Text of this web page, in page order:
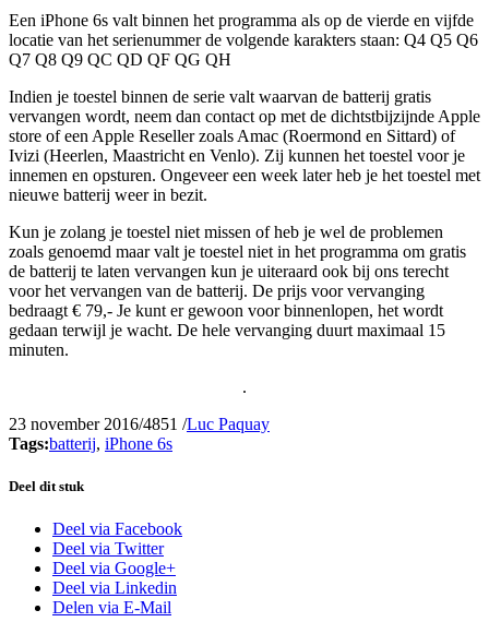
Een iPhone 6s valt binnen het programma als op de vierde en vijfde
locatie van het serienummer de volgende karakters staan: Q4 Q5 Q6
Q7 Q8 Q9 QC QD QF QG QH
Indien je toestel binnen de serie valt waarvan de batterij gratis
vervangen wordt, neem dan contact op met de dichtstbijzijnde Apple
store of een Apple Reseller zoals Amac (Roermond en Sittard) of
Ivizi (Heerlen, Maastricht en Venlo). Zij kunnen het toestel voor je
innemen en opsturen. Ongeveer een week later heb je het toestel met
nieuwe batterij weer in bezit.
Kun je zolang je toestel niet missen of heb je wel de problemen
zoals genoemd maar valt je toestel niet in het programma om gratis
de batterij te laten vervangen kun je uiteraard ook bij ons terecht
voor het vervangen van de batterij. De prijs voor vervanging
bedraagt € 79,- Je kunt er gewoon voor binnenlopen, het wordt
gedaan terwijl je wacht. De hele vervanging duurt maximaal 15
minuten.
.
23 november 2016/4851 /Luc Paquay
Tags:batterij, iPhone 6s
Deel dit stuk
Deel via Facebook
Deel via Twitter
Deel via Google+
Deel via Linkedin
Delen via E-Mail